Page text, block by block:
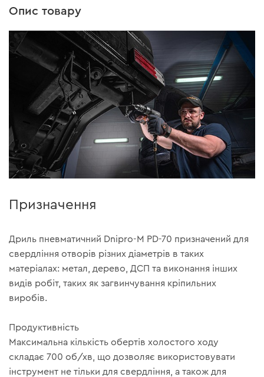
Опис товару
Призначення
Дриль пневматичний Dnipro-M PD-70 призначений для
свердління отворів різних діаметрів в таких
матеріалах: метал, дерево, ДСП та виконання інших
видів робіт, таких як загвинчування кріпильних
виробів.
Продуктивність
Максимальна кількість обертів холостого ходу
складає 700 об/хв, що дозволяє використовувати
інструмент не тільки для свердління, а також для